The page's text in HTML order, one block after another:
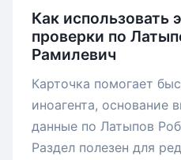
Как использовать
проверки по
Рамилевич
Карточка помогает
иноагента, основание
данные по Латыпов
Раздел полезен для